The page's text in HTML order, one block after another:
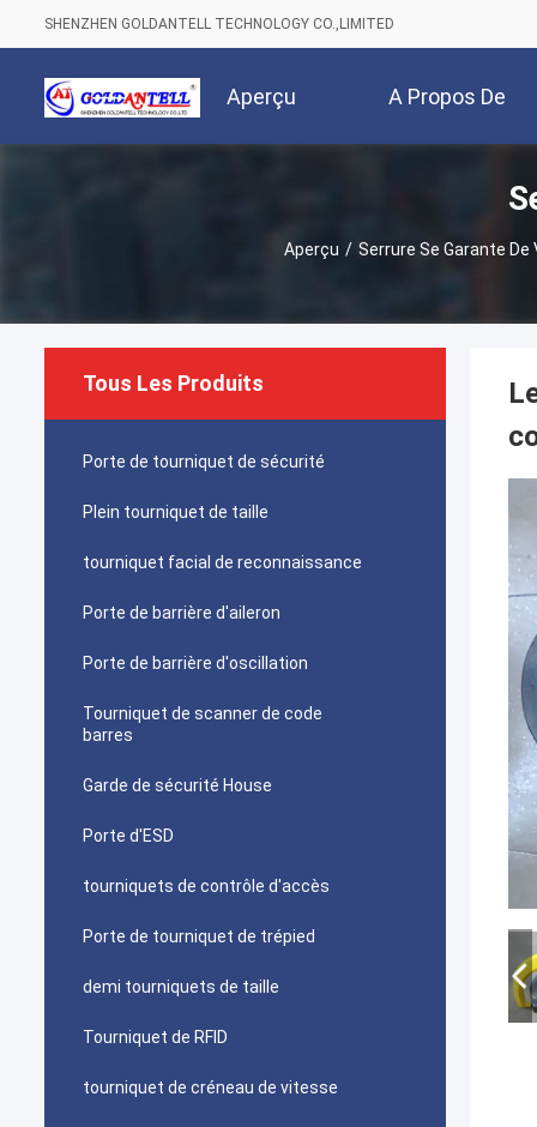
SHENZHEN GOLDANTELL TECHNOLOGY CO.,LIMITED
Aperçu A Propos De
Aperçu / Serrure Se Garante De
Tous Les Produits
Porte de tourniquet de sécurité
Plein tourniquet de taille
tourniquet facial de reconnaissance
Porte de barrière d'aileron
Porte de barrière d'oscillation
Tourniquet de scanner de code
barres
Garde de sécurité House
Porte d'ESD
tourniquets de contrôle d'accès
Porte de tourniquet de trépied
demi tourniquets de taille
Tourniquet de RFID
tourniquet de créneau de vitesse